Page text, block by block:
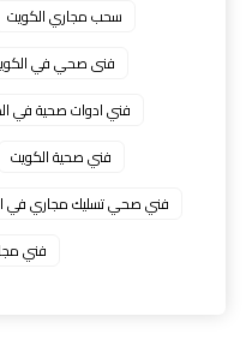
سحب مجاري الكويت
فنى صحي في
فني ادوات صحية في
فني صحية الكويت
فني صحي تسليك مجاري في
فني